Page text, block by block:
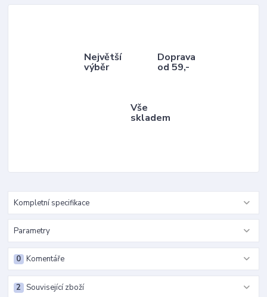
Největší
výběr
Doprava
od 59,-
Vše
skladem
Kompletní specifikace
Parametry
Komentáře
0
Související zboží
2